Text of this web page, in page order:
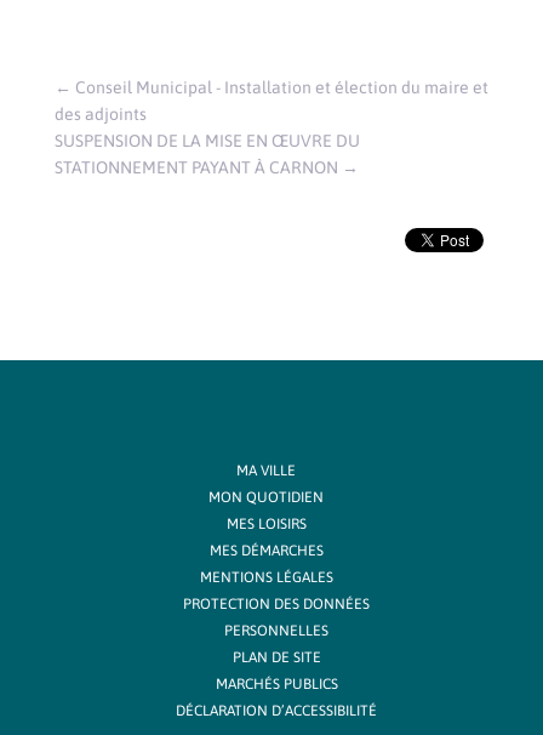
← Conseil Municipal - Installation et élection du maire et
des adjoints
SUSPENSION DE LA MISE EN ŒUVRE DU
STATIONNEMENT PAYANT À CARNON →
MA VILLE
MON QUOTIDIEN
MES LOISIRS
MES DÉMARCHES
MENTIONS LÉGALES
PROTECTION DES DONNÉES
PERSONNELLES
PLAN DE SITE
MARCHÉS PUBLICS
DÉCLARATION D’ACCESSIBILITÉ